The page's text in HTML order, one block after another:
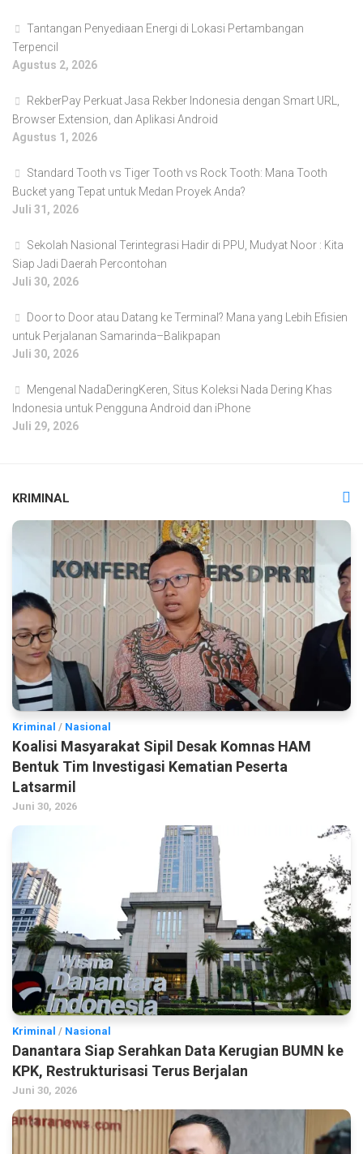
Tantangan Penyediaan Energi di Lokasi Pertambangan
Terpencil
Agustus 2, 2026
RekberPay Perkuat Jasa Rekber Indonesia dengan Smart URL,
Browser Extension, dan Aplikasi Android
Agustus 1, 2026
Standard Tooth vs Tiger Tooth vs Rock Tooth: Mana Tooth
Bucket yang Tepat untuk Medan Proyek Anda?
Juli 31, 2026
Sekolah Nasional Terintegrasi Hadir di PPU, Mudyat Noor : Kita
Siap Jadi Daerah Percontohan
Juli 30, 2026
Door to Door atau Datang ke Terminal? Mana yang Lebih Efisien
untuk Perjalanan Samarinda–Balikpapan
Juli 30, 2026
Mengenal NadaDeringKeren, Situs Koleksi Nada Dering Khas
Indonesia untuk Pengguna Android dan iPhone
Juli 29, 2026
KRIMINAL
Kriminal / Nasional
Koalisi Masyarakat Sipil Desak Komnas HAM
Bentuk Tim Investigasi Kematian Peserta
Latsarmil
Juni 30, 2026
Kriminal / Nasional
Danantara Siap Serahkan Data Kerugian BUMN ke
KPK, Restrukturisasi Terus Berjalan
Juni 30, 2026